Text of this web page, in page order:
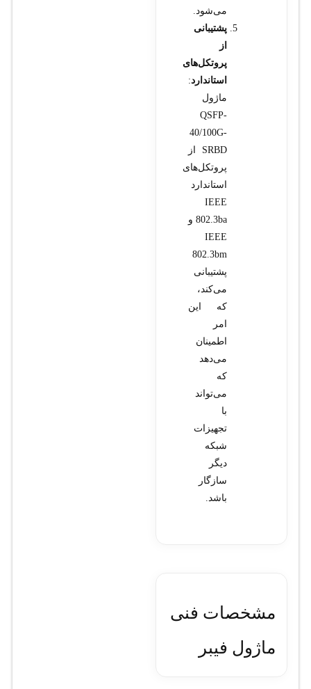
می‌شود.
پشتیبانی
از
پروتکل‌های
استاندارد:
ماژول
QSFP-
40/100G-
SRBD از
پروتکل‌های
استاندارد
IEEE
802.3ba و
IEEE
802.3bm
پشتیبانی
می‌کند،
که این
امر
اطمینان
می‌دهد
که
می‌تواند
با
تجهیزات
شبکه
دیگر
سازگار
باشد.
مشخصات فنی
ماژول فيبر